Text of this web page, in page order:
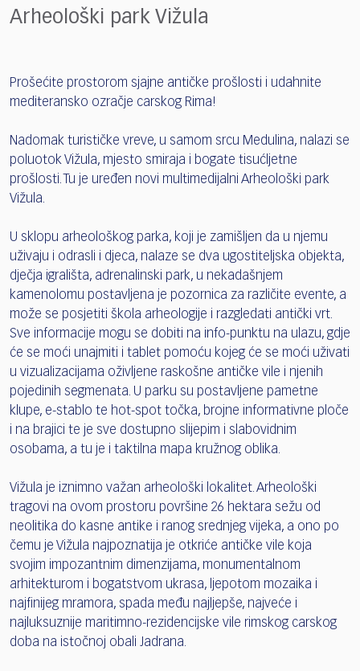
Arheološki park Vižula
Prošećite prostorom sjajne antičke prošlosti i udahnite
mediteransko ozračje carskog Rima!
Nadomak turističke vreve, u samom srcu Medulina, nalazi se
poluotok Vižula, mjesto smiraja i bogate tisućljetne
prošlosti. Tu je uređen novi multimedijalni Arheološki park
Vižula.
U sklopu arheološkog parka, koji je zamišljen da u njemu
uživaju i odrasli i djeca, nalaze se dva ugostiteljska objekta,
dječja igrališta, adrenalinski park, u nekadašnjem
kamenolomu postavljena je pozornica za različite evente, a
može se posjetiti škola arheologije i razgledati antički vrt.
Sve informacije mogu se dobiti na info-punktu na ulazu, gdje
će se moći unajmiti i tablet pomoću kojeg će se moći uživati
u vizualizacijama oživljene raskošne antičke vile i njenih
pojedinih segmenata. U parku su postavljene pametne
klupe, e-stablo te hot-spot točka, brojne informativne ploče
i na brajici te je sve dostupno slijepim i slabovidnim
osobama, a tu je i taktilna mapa kružnog oblika.
Vižula je iznimno važan arheološki lokalitet. Arheološki
tragovi na ovom prostoru površine 26 hektara sežu od
neolitika do kasne antike i ranog srednjeg vijeka, a ono po
čemu je Vižula najpoznatija je otkriće antičke vile koja
svojim impozantnim dimenzijama, monumentalnom
arhitekturom i bogatstvom ukrasa, ljepotom mozaika i
najfinijeg mramora, spada među najljepše, najveće i
najluksuznije maritimno-rezidencijske vile rimskog carskog
doba na istočnoj obali Jadrana.